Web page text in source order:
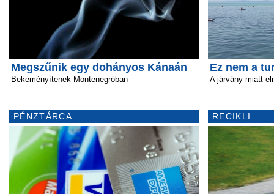
Megszűnik egy dohányos Kánaán
Bekeményítenek Montenegróban
PÉNZTÁRCA
Ez nem a
A járvány miatt
RECIKLI